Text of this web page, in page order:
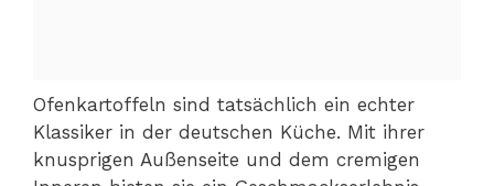
Ofenkartoffeln sind tatsächlich ein echter
Klassiker in der deutschen Küche. Mit ihrer
knusprigen Außenseite und dem cremigen